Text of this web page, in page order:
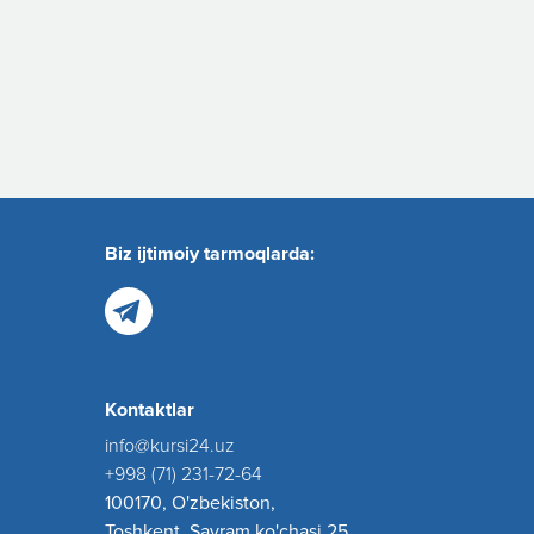
Biz ijtimoiy tarmoqlarda:
Kontaktlar
info@kursi24.uz
+998 (71) 231-72-64
100170, O'zbekiston,